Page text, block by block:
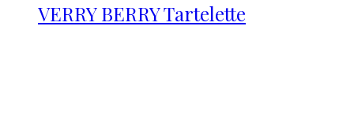
VERRY BERRY Tartelette